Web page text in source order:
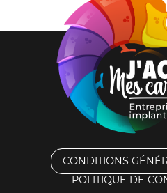
CONDITIONS
POLITIQUE DE